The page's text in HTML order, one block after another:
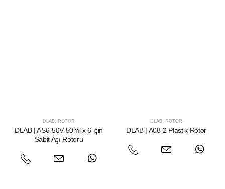
DLAB, ROTOR
DLAB | AS6-50V 50ml x 6 için
Sabit Açı Rotoru
DLAB, ROTOR
DLAB | A08-2 Plastik Rotor